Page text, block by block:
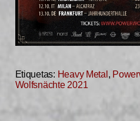
Etiquetas: Heavy Metal ,
Wolfsnächte 2021